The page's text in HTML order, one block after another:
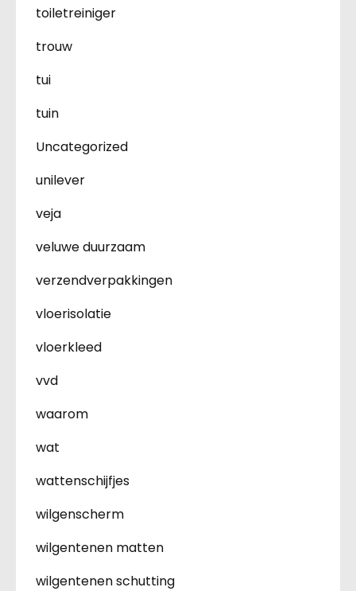
toiletreiniger
trouw
tui
tuin
Uncategorized
unilever
veja
veluwe duurzaam
verzendverpakkingen
vloerisolatie
vloerkleed
vvd
waarom
wat
wattenschijfjes
wilgenscherm
wilgentenen matten
wilgentenen schutting